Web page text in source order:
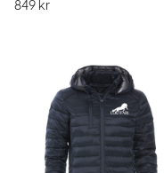
849 kr